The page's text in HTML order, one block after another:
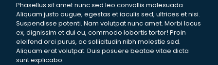
Phasellus sit amet nunc sed leo convallis malesuada.
Aliquam justo augue, egestas et iaculis sed, ultrices et nisi.
Suspendisse potenti. Nam volutpat nunc amet. Morbi lacus
ex, dignissim et dui eu, commodo lobortis tortor! Proin
eleifend orci purus, ac sollicitudin nibh molestie sed.
Aliquam erat volutpat. Duis posuere beatae vitae dicta
sunt explicabo.